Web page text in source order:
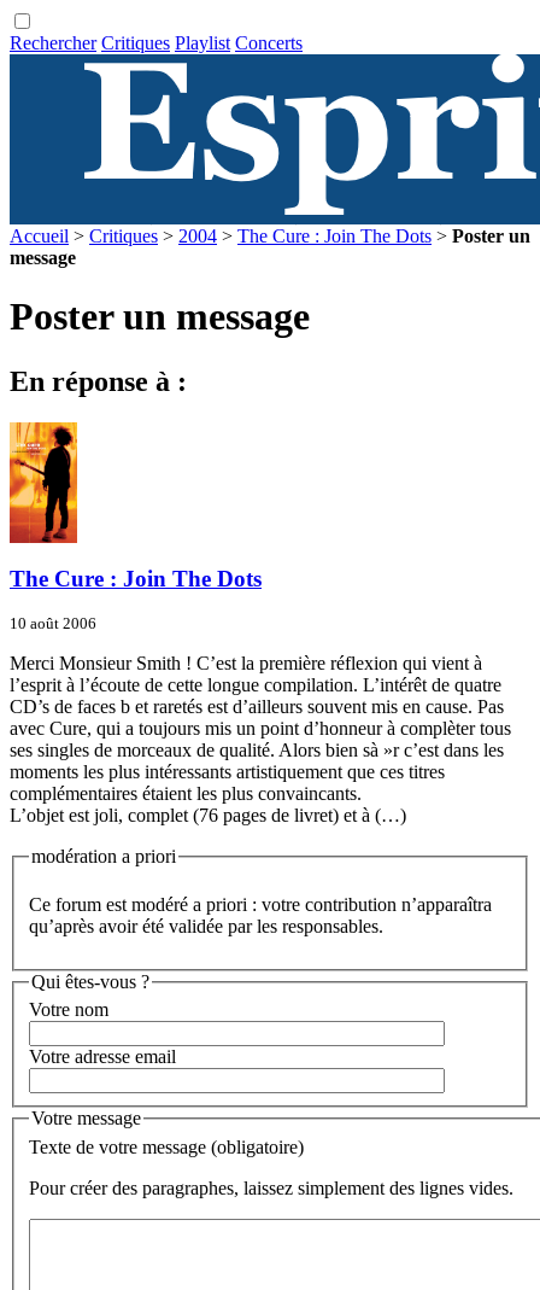
Rechercher Critiques Playlist Concerts
Accueil > Critiques > 2004 > The Cure : Join The Dots > Poster un
message
Poster un message
En réponse à :
The Cure : Join The Dots
10 août 2006
Merci Monsieur Smith ! C’est la première réflexion qui vient à
l’esprit à l’écoute de cette longue compilation. L’intérêt de quatre
CD’s de faces b et raretés est d’ailleurs souvent mis en cause. Pas
avec Cure, qui a toujours mis un point d’honneur à complèter tous
ses singles de morceaux de qualité. Alors bien sà »r c’est dans les
moments les plus intéressants artistiquement que ces titres
complémentaires étaient les plus convaincants.
L’objet est joli, complet (76 pages de livret) et à (…)
modération a priori
Ce forum est modéré a priori : votre contribution n’apparaîtra
qu’après avoir été validée par les responsables.
Qui êtes-vous ?
Votre nom
Votre adresse email
Votre message
Texte de votre message (obligatoire)
Pour créer des paragraphes, laissez simplement des lignes vides.